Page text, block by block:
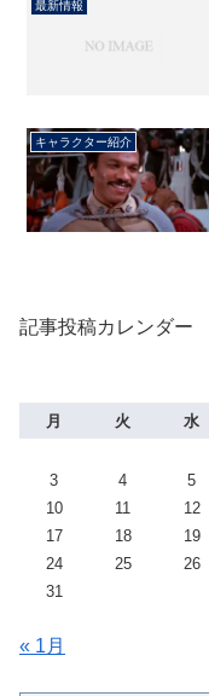
最新情報
キャラクター紹介
記事投稿カレンダー
月 火 水
3
4 5
10
11 12
17
18 19
24
25 26
31
« 1月